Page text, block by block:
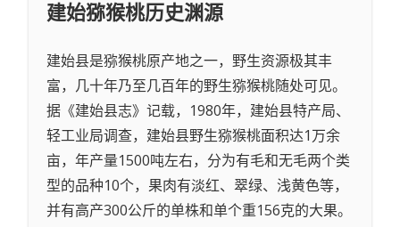
建始猕猴桃历史渊源
建始县是猕猴桃原产地之一，野生资源极其丰
富，几十年乃至几百年的野生猕猴桃随处可见。
据《建始县志》记载，1980年，建始县特产局、
轻工业局调查，建始县野生猕猴桃面积达1万余
亩，年产量1500吨左右，分为有毛和无毛两个类
型的品种10个，果肉有淡红、翠绿、浅黄色等，
并有高产300公斤的单株和单个重156克的大果。